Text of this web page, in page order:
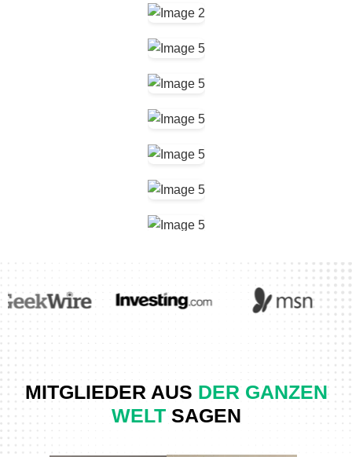
MITGLIEDER AUS DER GANZEN
WELTSAGEN